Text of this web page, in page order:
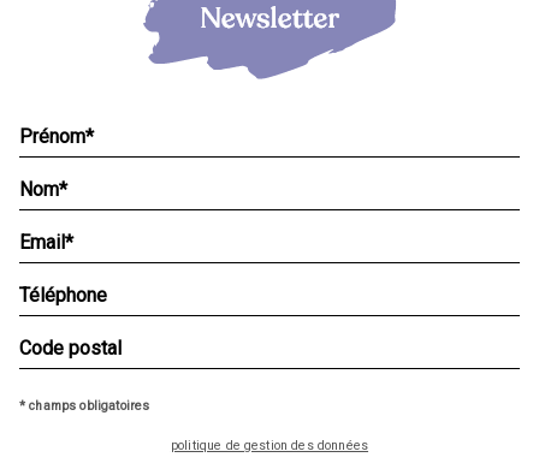
* champs obligatoires
politique de gestion des données